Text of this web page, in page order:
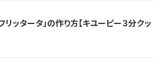
リッタータ」の作り方【キユーピー３分クッ